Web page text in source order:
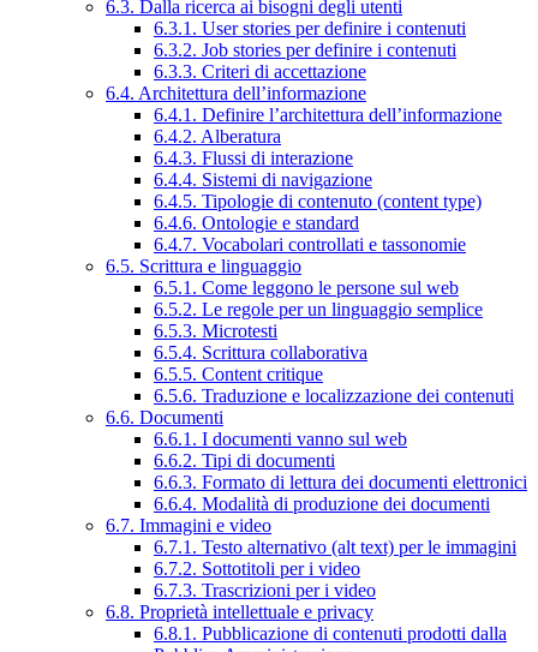
6.3. Dalla ricerca ai bisogni degli utenti
6.3.1. User stories per definire i contenuti
6.3.2. Job stories per definire i contenuti
6.3.3. Criteri di accettazione
6.4. Architettura dell’informazione
6.4.1. Definire l’architettura dell’informazione
6.4.2. Alberatura
6.4.3. Flussi di interazione
6.4.4. Sistemi di navigazione
6.4.5. Tipologie di contenuto (content type)
6.4.6. Ontologie e standard
6.4.7. Vocabolari controllati e tassonomie
6.5. Scrittura e linguaggio
6.5.1. Come leggono le persone sul web
6.5.2. Le regole per un linguaggio semplice
6.5.3. Microtesti
6.5.4. Scrittura collaborativa
6.5.5. Content critique
6.5.6. Traduzione e localizzazione dei contenuti
6.6. Documenti
6.6.1. I documenti vanno sul web
6.6.2. Tipi di documenti
6.6.3. Formato di lettura dei documenti elettronici
6.6.4. Modalità di produzione dei documenti
6.7. Immagini e video
6.7.1. Testo alternativo (alt text) per le immagini
6.7.2. Sottotitoli per i video
6.7.3. Trascrizioni per i video
6.8. Proprietà intellettuale e privacy
6.8.1. Pubblicazione di contenuti prodotti dalla